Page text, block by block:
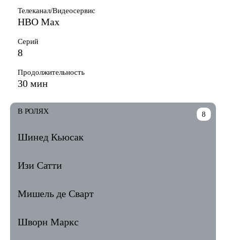
Телеканал/Видеосервис
HBO Max
Серий
8
Продолжительность
30 мин
8
В РОЛЯХ
Шинед Кьюсак
Изи Сатти
Мишель де Сварт
Шворн Маркс